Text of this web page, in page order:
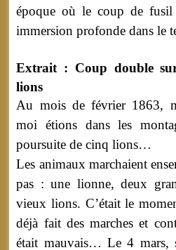
époque où le coup de fusil
immersion profonde dans le
Extrait : Coup double
lions
Au mois de février 1863,
moi étions dans les
poursuite de cinq lions…
Les animaux marchaient
pas : une lionne, deux
vieux lions. C’était le
déjà fait des marches et
était mauvais… Le 4 mars,